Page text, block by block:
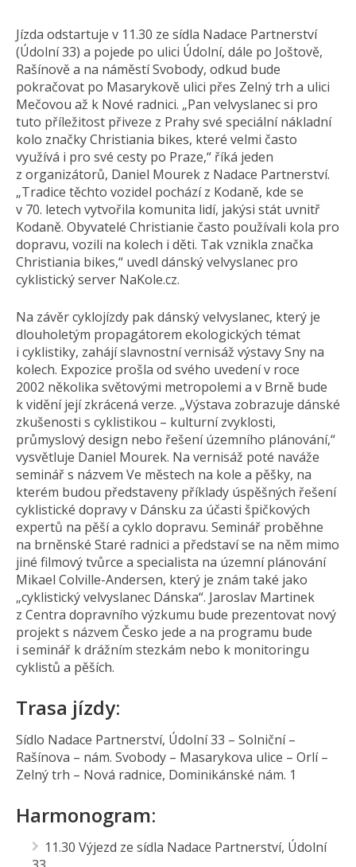
Jízda odstartuje v 11.30 ze sídla Nadace Partnerství
(Údolní 33) a pojede po ulici Údolní, dále po Joštově,
Rašínově a na náměstí Svobody, odkud bude
pokračovat po Masarykově ulici přes Zelný trh a ulici
Mečovou až k Nové radnici. „Pan velvyslanec si pro
tuto příležitost přiveze z Prahy své speciální nákladní
kolo značky Christiania bikes, které velmi často
využívá i pro své cesty po Praze,“ říká jeden
z organizátorů, Daniel Mourek z Nadace Partnerství.
„Tradice těchto vozidel pochází z Kodaně, kde se
v 70. letech vytvořila komunita lidí, jakýsi stát uvnitř
Kodaně. Obyvatelé Christianie často používali kola pro
dopravu, vozili na kolech i děti. Tak vznikla značka
Christiania bikes,“ uvedl dánský velvyslanec pro
cyklistický server NaKole.cz.
Na závěr cyklojízdy pak dánský velvyslanec, který je
dlouholetým propagátorem ekologických témat
i cyklistiky, zahájí slavnostní vernisáž výstavy Sny na
kolech. Expozice prošla od svého uvedení v roce
2002 několika světovými metropolemi a v Brně bude
k vidění její zkrácená verze. „Výstava zobrazuje dánské
zkušenosti s cyklistikou – kulturní zvyklosti,
průmyslový design nebo řešení územního plánování,“
vysvětluje Daniel Mourek. Na vernisáž poté naváže
seminář s názvem Ve městech na kole a pěšky, na
kterém budou představeny příklady úspěšných řešení
cyklistické dopravy v Dánsku za účasti špičkových
expertů na pěší a cyklo dopravu. Seminář proběhne
na brněnské Staré radnici a představí se na něm mimo
jiné filmový tvůrce a specialista na územní plánování
Mikael Colville-Andersen, který je znám také jako
„cyklistický velvyslanec Dánska“. Jaroslav Martinek
z Centra dopravního výzkumu bude prezentovat nový
projekt s názvem Česko jede a na programu bude
i seminář k drážním stezkám nebo k monitoringu
cyklistů a pěších.
Trasa jízdy:
Sídlo Nadace Partnerství, Údolní 33 – Solniční –
Rašínova – nám. Svobody – Masarykova ulice – Orlí –
Zelný trh – Nová radnice, Dominikánské nám. 1
Harmonogram:
11.30 Výjezd ze sídla Nadace Partnerství, Údolní